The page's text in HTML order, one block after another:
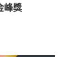
峰獎